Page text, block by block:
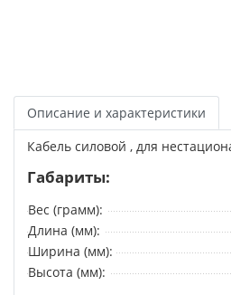
Описание и характеристики
Кабель силовой , для
Габариты:
Вес (грамм):
Длина (мм):
Ширина (мм):
Высота (мм):